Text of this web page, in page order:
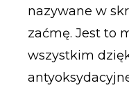
nazywane w
zaćmę. Jest to
wszystkim